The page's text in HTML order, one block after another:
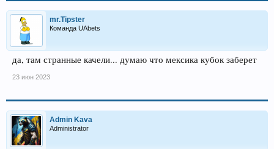
mr.Tipster
Команда UAbets
да, там странные качели... думаю что мексика кубок заберет
23 июн 2023
Admin Kava
Administrator